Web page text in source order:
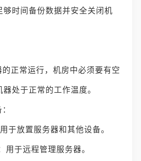
够时间备份数据并安全关闭机
的正常运行，机房中必须要有空
处于正常的工作温度。
于放置服务器和其他设备。
用于远程管理服务器。